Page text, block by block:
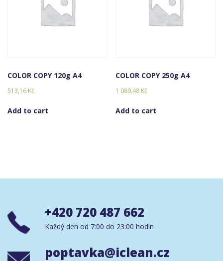
COLOR COPY 120g A4
513,16 Kč
Add to cart
COLOR COPY 250g A4
1 089,48 Kč
Add to cart
+420 720 487 662
Každý den od 7:00 do 23:00 hodin
poptavka@iclean.cz